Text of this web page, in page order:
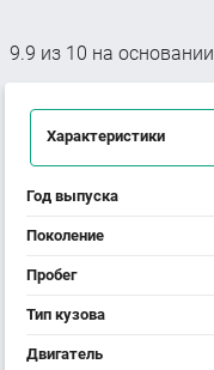
9.9 из 10 на основании
Характеристики
Год выпуска
Поколение
Пробег
Тип кузова
Двигатель